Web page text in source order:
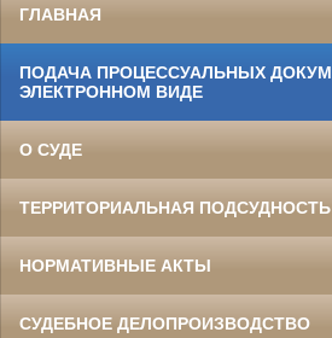
ГЛАВНАЯ
ПОДАЧА ПРОЦЕССУАЛЬНЫХ
ЭЛЕКТРОННОМ ВИДЕ
О СУДЕ
ТЕРРИТОРИАЛЬНАЯ ПОДСУДНОСТЬ
НОРМАТИВНЫЕ АКТЫ
СУДЕБНОЕ ДЕЛОПРОИЗВОДСТВО